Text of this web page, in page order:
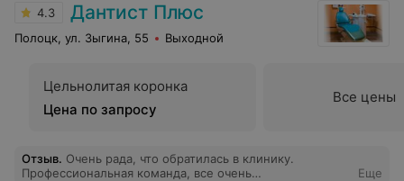
4.3 Дантист Плюс
Полоцк, ул. Зыгина, 55 Выходной
Цельнолитая коронка
Цена по запросу
Все цены
Отзыв. Очень рада, что обратилась в клинику.
Профессиональная команда, все очень
Еще